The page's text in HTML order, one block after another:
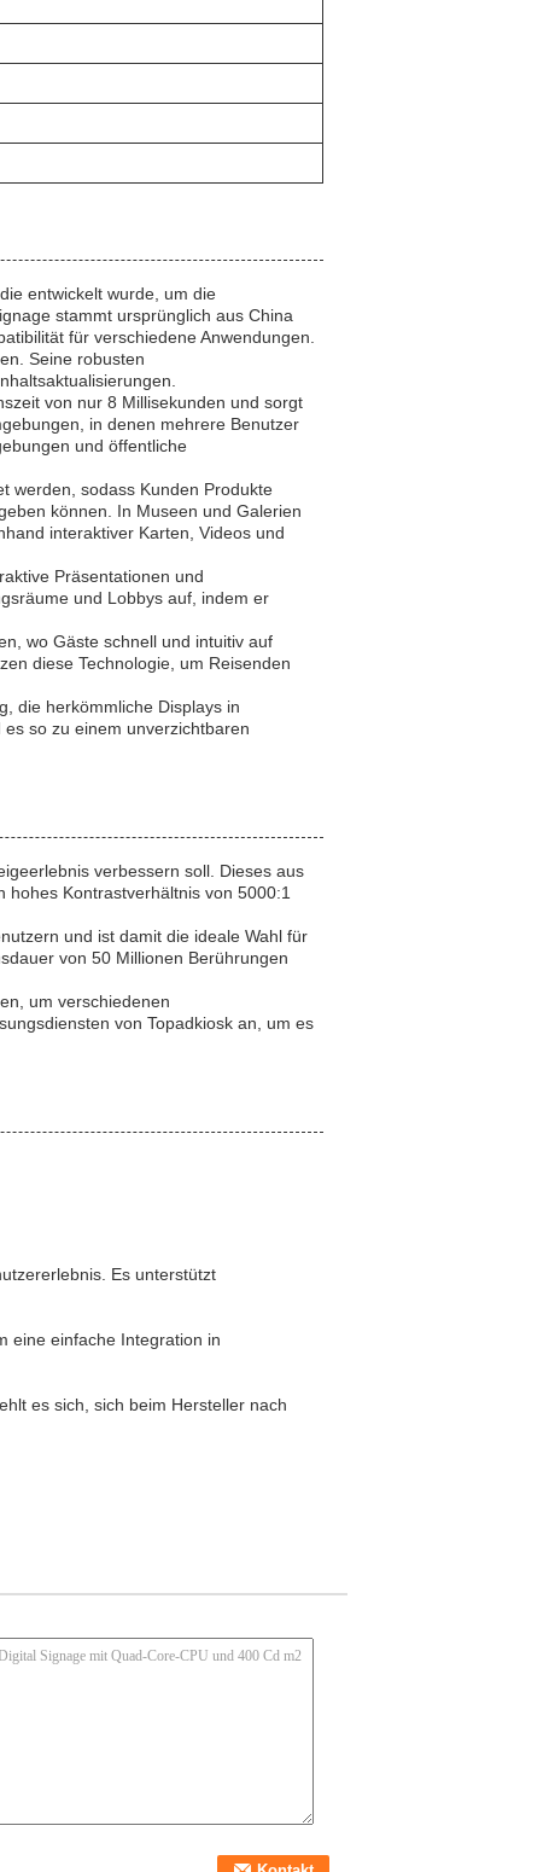
entwickelt wurde, um die
stammt ursprünglich aus China
für verschiedene Anwendungen.
Seine robusten
von nur 8 Millisekunden und sorgt
in denen mehrere Benutzer
und öffentliche
werden, sodass Kunden Produkte
können. In Museen und Galerien
interaktiver Karten, Videos und
Präsentationen und
und Lobbys auf, indem er
wo Gäste schnell und intuitiv auf
diese Technologie, um Reisenden
die herkömmliche Displays in
so zu einem unverzichtbaren
verbessern soll. Dieses aus
Kontrastverhältnis von 5000:1
und ist damit die ideale Wahl für
von 50 Millionen Berührungen
um verschiedenen
von Topadkiosk an, um es
Es unterstützt
eine einfache Integration in
es sich, sich beim Hersteller nach